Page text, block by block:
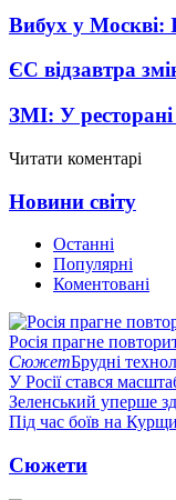
Вибух у Москві:
ЄС відзавтра
ЗМІ: У
Читати коментарі
Новини світу
Останні
Популярні
Коментовані
Росія прагне
СюжетБрудні
У Росії стався
Зеленський уперше
Під час боїв на
Сюжети